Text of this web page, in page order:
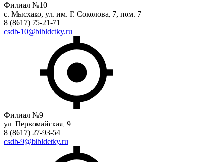
Филиал №10
с. Мысхако, ул. им. Г. Соколова, 7, пом. 7
8 (8617) 75-21-71
csdb-10@bibldetky.ru
Филиал №9
ул. Первомайская, 9
8 (8617) 27-93-54
csdb-9@bibldetky.ru